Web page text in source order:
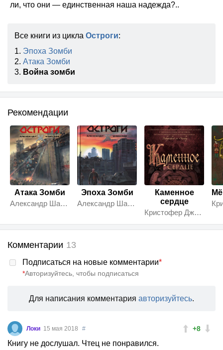
ли, что они — единственная наша надежда?..
Все книги из цикла Остроги:
1. Эпоха Зомби
2. Атака Зомби
3. Война зомби
Рекомендации
Атака Зомби
Александр Шакилов
Эпоха Зомби
Александр Шакилов
Каменное
сердце
Кристофер Джон Сэнсом
Комментарии 13
Подписаться на новые комментарии*
*Авторизуйтесь, чтобы подписаться
Для написания комментария авторизуйтесь.
+8
Локи 15 мая 2018 #
Книгу не дослушал. Чтец не понравился.